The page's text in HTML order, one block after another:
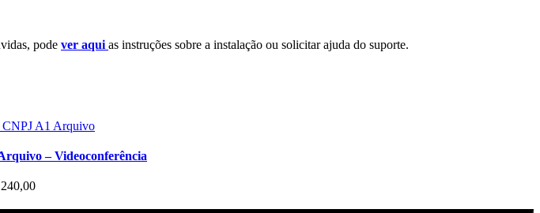
pode ver aqui as instruções sobre a instalação ou solicitar ajuda do suporte.
– Videoconferência